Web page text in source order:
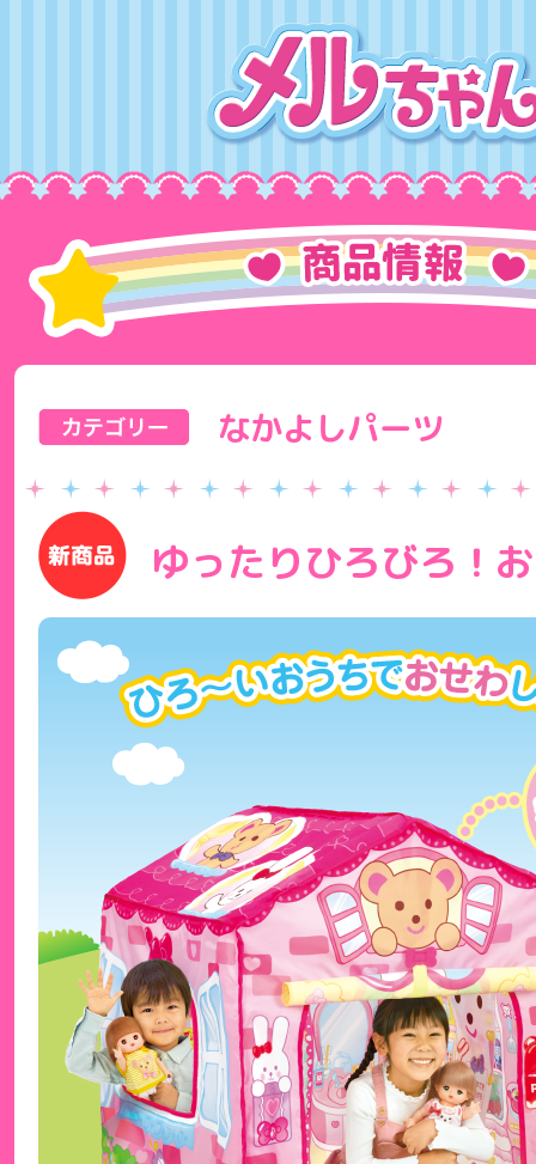
なかよしパーツ
ゆったりひろびろ！